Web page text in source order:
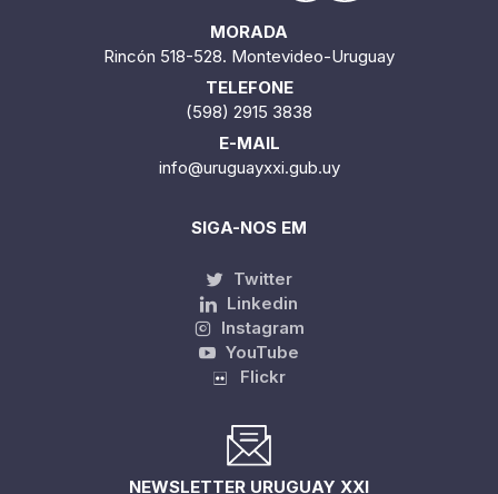
MORADA
Rincón 518-528. Montevideo-Uruguay
TELEFONE
(598) 2915 3838
E-MAIL
info@uruguayxxi.gub.uy
SIGA-NOS EM
Twitter
Linkedin
Instagram
YouTube
Flickr
NEWSLETTER URUGUAY XXI